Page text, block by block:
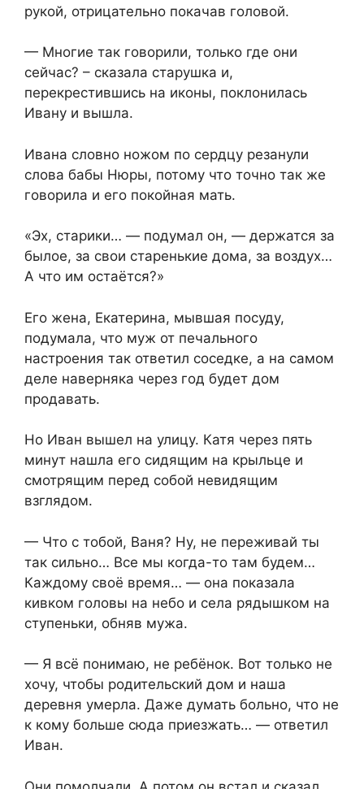
рукой, отрицательно покачав головой.
— Многие так говорили, только где они
сейчас? – сказала старушка и,
перекрестившись на иконы, поклонилась
Ивану и вышла.
Ивана словно ножом по сердцу резанули
слова бабы Нюры, потому что точно так же
говорила и его покойная мать.
«Эх, старики… — подумал он, — держатся за
былое, за свои старенькие дома, за воздух…
А что им остаётся?»
Его жена, Екатерина, мывшая посуду,
подумала, что муж от печального
настроения так ответил соседке, а на самом
деле наверняка через год будет дом
продавать.
Но Иван вышел на улицу. Катя через пять
минут нашла его сидящим на крыльце и
смотрящим перед собой невидящим
взглядом.
— Что с тобой, Ваня? Ну, не переживай ты
так сильно… Все мы когда-то там будем…
Каждому своё время… — она показала
кивком головы на небо и села рядышком на
ступеньки, обняв мужа.
— Я всё понимаю, не ребёнок. Вот только не
хочу, чтобы родительский дом и наша
деревня умерла. Даже думать больно, что не
к кому больше сюда приезжать… — ответил
Иван.